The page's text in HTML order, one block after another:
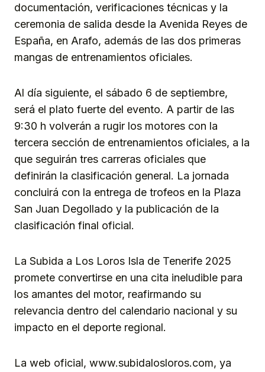
documentación, verificaciones técnicas y la
ceremonia de salida desde la Avenida Reyes de
España, en Arafo, además de las dos primeras
mangas de entrenamientos oficiales.
Al día siguiente, el sábado 6 de septiembre,
será el plato fuerte del evento. A partir de las
9:30 h volverán a rugir los motores con la
tercera sección de entrenamientos oficiales, a la
que seguirán tres carreras oficiales que
definirán la clasificación general. La jornada
concluirá con la entrega de trofeos en la Plaza
San Juan Degollado y la publicación de la
clasificación final oficial.
La Subida a Los Loros Isla de Tenerife 2025
promete convertirse en una cita ineludible para
los amantes del motor, reafirmando su
relevancia dentro del calendario nacional y su
impacto en el deporte regional.
La web oficial, www.subidalosloros.com, ya